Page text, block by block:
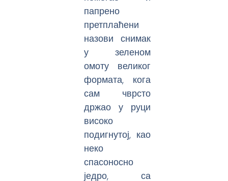
папрено
претплаћени
назови снимак
у зеленом
омоту великог
формата, кога
сам чврсто
држао у руци
високо
подигнутој, као
неко
спасоносно
једро, са